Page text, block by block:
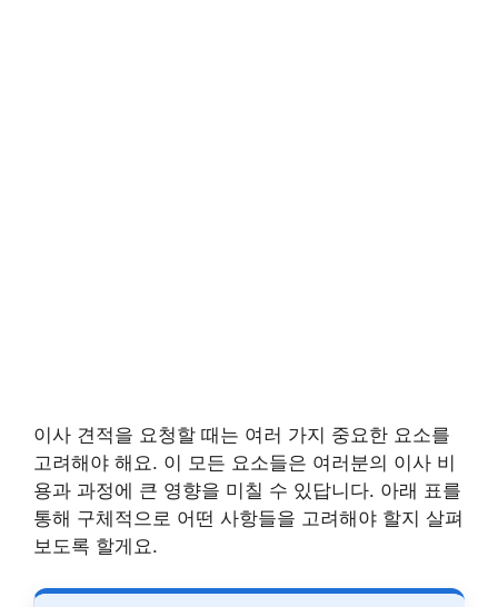
이사 견적을 요청할 때는 여러 가지 중요한 요소를
고려해야 해요. 이 모든 요소들은 여러분의 이사 비
용과 과정에 큰 영향을 미칠 수 있답니다. 아래 표를
통해 구체적으로 어떤 사항들을 고려해야 할지 살펴
보도록 할게요.